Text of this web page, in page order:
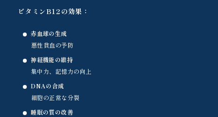
ビタミンB12の効果：
赤血球の生成
悪性貧血の予防
神経機能の維持
集中力、記憶力の向上
DNAの合成
細胞の正常な分裂
睡眠の質の改善